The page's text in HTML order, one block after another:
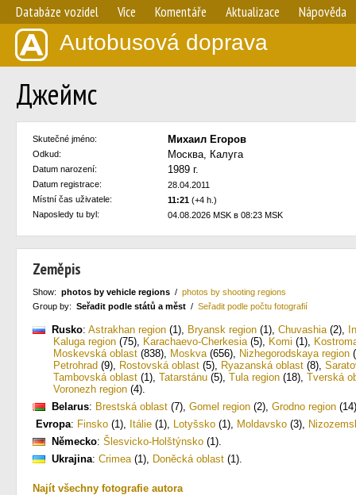
Databáze vozidel Více Komentáře Aktualizace Nápověda
Autobusová doprava
Джеймс
Skutečné jméno: Михаил Егоров
Odkud: Москва, Калуга
Datum narození: 1989 г.
Datum registrace:
28.04.2011
Místní čas uživatele:
11:21 (+4 h.)
Naposledy tu byl:
04.08.2026 MSK в 08:23 MSK
Zeměpis
Show: photos by vehicle regions / photos by shooting regions
Group by: Seřadit podle států a měst / Seřadit podle počtu fotografií
Rusko: Astrakhan region (1), Bryansk region (1), Chuvashia(2),
Kaluga region (75), Karachaevo-Cherkesia(5), Komi (1),
Moskevská oblast (838), Moskva(656), Nizhegorodskaya region
Petrohrad (9), Rostovská oblast (5), Ryazanská oblast (8),
Tambovská oblast (1), Tatarstánu (5), Tula region (18), Tverská
Voronezh region (4).
Belarus: Brestská oblast (7), Gomel region (2), Grodno region (14)
Evropa: Finsko (1), Itálie (1), Lotyšsko (1), Moldavsko (3),
Německo: Šlesvicko-Holštýnsko (1).
Ukrajina: Crimea(1), Doněcká oblast (1).
Najít všechny fotografie autora